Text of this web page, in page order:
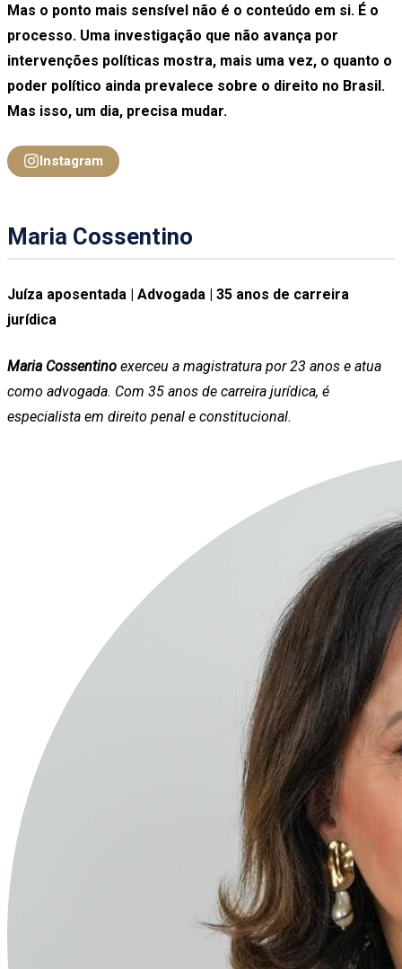
Mas o ponto mais sensível não é o conteúdo em si. É o
processo. Uma investigação que não avança por
intervenções políticas mostra, mais uma vez, o quanto o
poder político ainda prevalece sobre o direito no Brasil.
Mas isso, um dia, precisa mudar.
Instagram
Maria Cossentino
Juíza aposentada | Advogada | 35 anos de carreira
jurídica
Maria Cossentino exerceu a magistratura por 23 anos e atua
como advogada. Com 35 anos de carreira jurídica, é
especialista em direito penal e constitucional.